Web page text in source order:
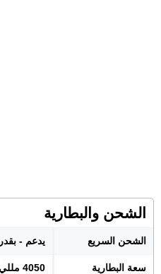
الشحن والبطارية
الشحن السريع يدعم - بقدرة 44
سعة البطارية 4050 مللي أمبير